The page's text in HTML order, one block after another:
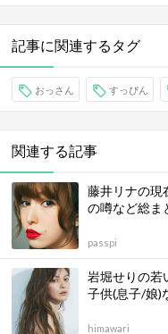
記事に関連するタグ
おっさん すっぴん
関連する記事
藤井リナの現
の噂など総ま
passpi
岩堀せりの若
子供(息子/娘)
himawari